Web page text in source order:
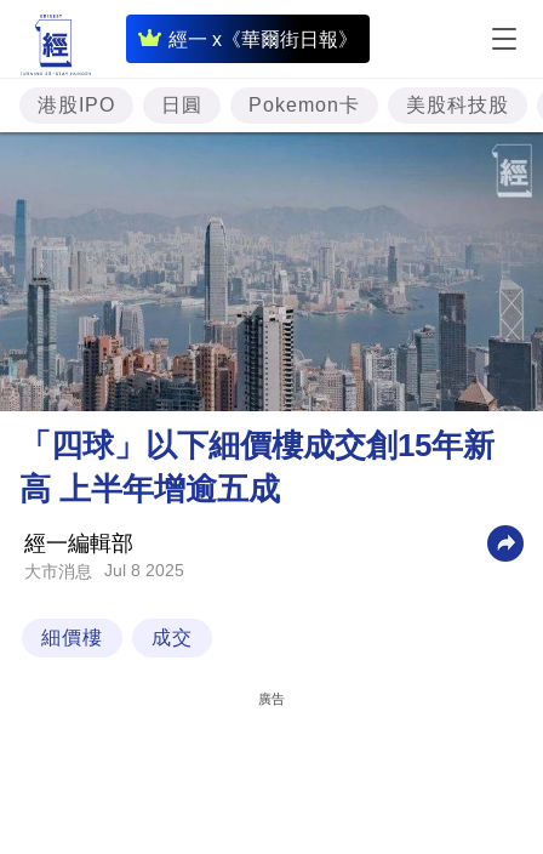
經一 x《華爾街日報》
即
時
財
經
投
資
樓
市
理
財
商
科
港股IPO 日圓 Pokemon卡 美股科技股
「四球」以下細價樓成交創15年新
高 上半年增逾五成
經一編輯部
大市消息 Jul 8 2025
細價樓 成交
廣告